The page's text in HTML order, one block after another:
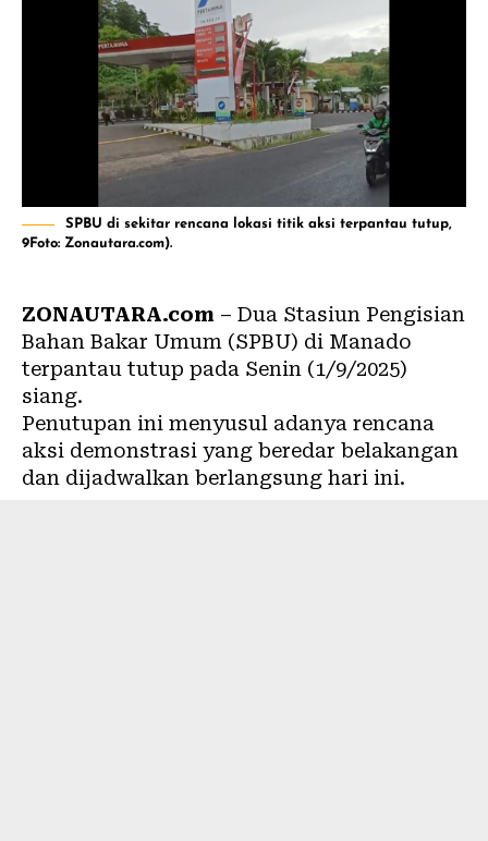
SPBU di sekitar rencana lokasi titik aksi terpantau tutup,
9Foto: Zonautara.com).
ZONAUTARA.com – Dua Stasiun Pengisian
Bahan Bakar Umum (SPBU) di Manado
terpantau tutup pada Senin (1/9/2025)
siang.
Penutupan ini menyusul adanya rencana
aksi demonstrasi yang beredar belakangan
dan dijadwalkan berlangsung hari ini.